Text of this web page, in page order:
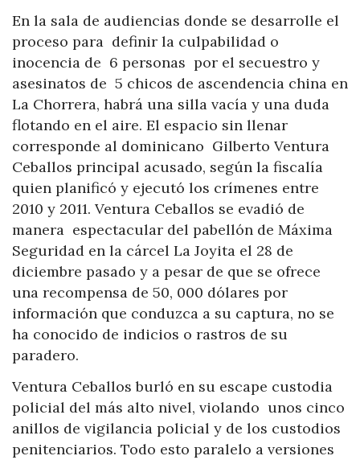
En la sala de audiencias donde se desarrolle el
proceso para definir la culpabilidad o
inocencia de 6 personas por el secuestro y
asesinatos de 5 chicos de ascendencia china en
La Chorrera, habrá una silla vacía y una duda
flotando en el aire. El espacio sin llenar
corresponde al dominicano Gilberto Ventura
Ceballos principal acusado, según la fiscalía
quien planificó y ejecutó los crímenes entre
2010 y 2011. Ventura Ceballos se evadió de
manera espectacular del pabellón de Máxima
Seguridad en la cárcel La Joyita el 28 de
diciembre pasado y a pesar de que se ofrece
una recompensa de 50, 000 dólares por
información que conduzca a su captura, no se
ha conocido de indicios o rastros de su
paradero.
Ventura Ceballos burló en su escape custodia
policial del más alto nivel, violando unos cinco
anillos de vigilancia policial y de los custodios
penitenciarios. Todo esto paralelo a versiones